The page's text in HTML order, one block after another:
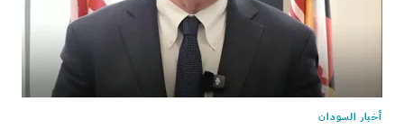
أخبار السودان